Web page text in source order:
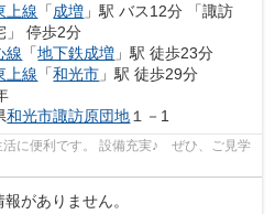
上線 「成増 」駅 バス12分 「諏訪
」 停歩2分
線 「地下鉄成増 」駅 徒歩23分
上線 「和光市 」駅 徒歩29分
和光市諏訪原団地 １－1
に便利です。 設備充実♪ ぜひ、ご見学
がありません。